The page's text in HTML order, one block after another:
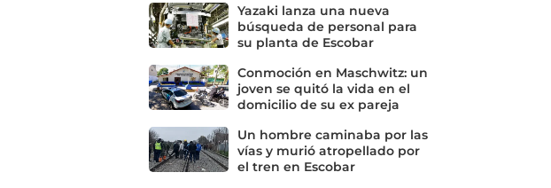
Yazaki lanza una nueva
búsqueda de personal para
su planta de Escobar
Conmoción en Maschwitz: un
joven se quitó la vida en el
domicilio de su ex pareja
Un hombre caminaba por las
vías y murió atropellado por
el tren en Escobar